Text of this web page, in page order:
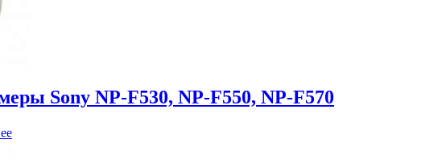
Sony NP-F530, NP-F550, NP-F570